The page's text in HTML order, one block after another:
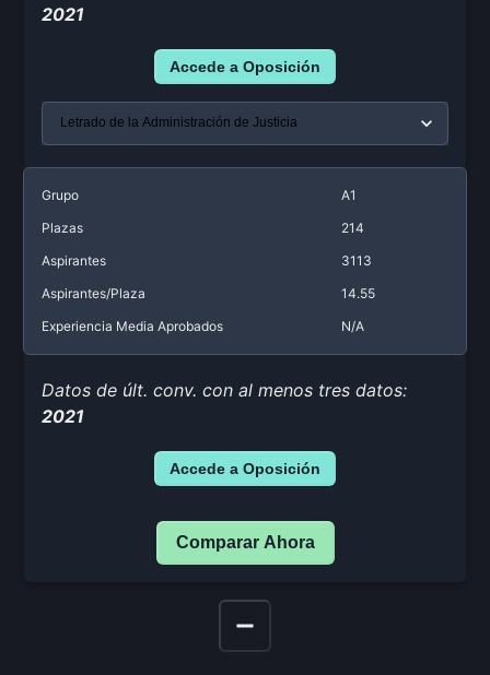
2021
Accede a Oposición
Grupo
A1
Plazas
214
Aspirantes
3113
Aspirantes/Plaza
14.55
Experiencia Media Aprobados
N/A
Datos de últ. conv. con al menos tres datos:
2021
Accede a Oposición
Comparar Ahora